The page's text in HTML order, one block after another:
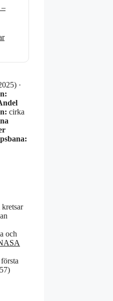
–
·
cirka
och